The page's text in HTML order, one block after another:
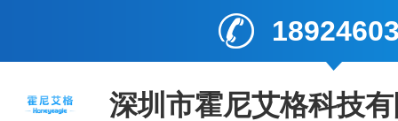
深圳市霍尼艾格科技